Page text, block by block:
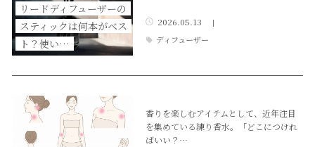
リードディフューザーの
スティックは何本がベス
ト？使い…
2026.05.13
ディフューザー
香りを楽しむアイテムとして、近年注目
を集めている練り香水。「どこにつけれ
ばいい？…